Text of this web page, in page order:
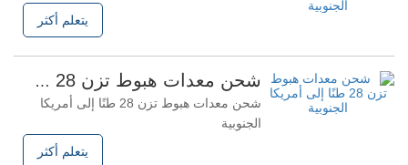
المركبات المتوافقة: المقطورات النصفية،
السطح المنخفض • أبرز المواصفات الفنية:
غلاف محور من أنابيب فولاذية غير ملحومة
منخفضة
يتعلم أكثر
شحن معدات هبوط تزن 28 طنًا إلى أمريكا الجنوبية
شحن معدات هبوط تزن 28 طنًا إلى أمريكا
الجنوبية
يتعلم أكثر